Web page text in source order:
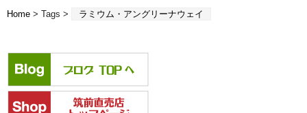
Home > Tags > ラミウム・アングリーナウェイ